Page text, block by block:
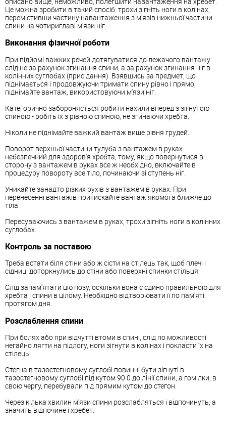
Це можна зробити в такий спосіб: трохи зігніть ноги в колінах,
перемістивши частину навантаження з м'язів нижньої частини
спини на чотириглаві м'язи ніг.
Виконання фізичної роботи
При підйомі важких речей дотягуватися до лежачого вантажу
слід не за рахунок згинання спини, а за рахунок згинання ніг в
колінних суглобах (присідання). Взявшись за предмет, що
піднімається і продовжуючи тримати спину рівно і прямо,
піднімайте вантаж, використовуючи м'язи ніг.
Категорично забороняється робити нахили вперед з зігнутою
спиною - робіть їх з рівною спиною, не згинаючи хребта.
Ніколи не піднімайте важкий вантаж вище рівня грудей.
Поворот верхньої частини тулуба з вантажем в руках
небезпечний для здоров'я хребта, тому, якщо повернутися в
сторону з вантажем в руках все ж необхідно, включайте в
процедуру повороту все тіло, починаючи зі ступень ніг.
Уникайте занадто різких рухів з вантажем в руках. При
перенесенні вантажів притискайте вантаж якомога ближче до
тіла.
Пересуваючись з вантажем в руках, трохи зігніть ноги в колінних
суглобах.
Контроль за поставою
Треба встати біля стіни або ж сісти на стілець так, щоб плечі і
сідниці доторкнулись до стіни або поверхні спинки стільця.
Слід запам'ятати цю позу, оскільки вона є єдино правильною для
хребта і спини в цілому. Необхідно відтворювати її по пам'яті
протягом дня.
Розслаблення спини
При болях або при відчутті втоми в спині, слід по можливості
негайно лягти на підлогу, ноги зігнути в колінах і покласти їх на
стілець.
Стегна в тазостегновому суглобі повинні бути зігнуті в
тазостегновому суглобі під кутом 90 0 до лінії спини, а гомілки, в
свою чергу, перебували під прямим кутом до стегон.
Через кілька хвилин м'язи спини розслабляться і відпочинуть, а
значить відпочине і хребет.